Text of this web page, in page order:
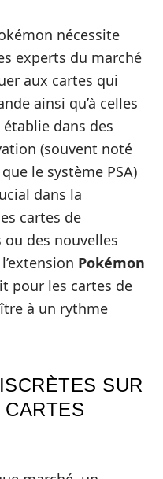
nécessite
experts du marché
aux cartes qui
ainsi qu’à celles
dans des
(souvent noté
le système PSA)
dans la
cartes de
des nouvelles
Pokémon
pour les cartes de
à un rythme
SUR